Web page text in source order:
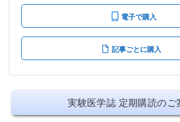
電子で購入
記事ごとに購入
実験医学誌 定期購読のご